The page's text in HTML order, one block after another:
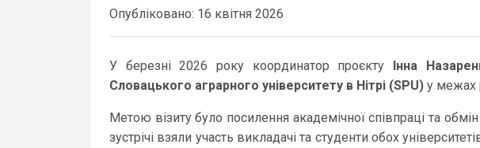
Опубліковано: 16 квітня 2026
У березні 2026 року координатор проєкту Інна
Словацького аграрного університету в Нітрі (SPU) у межах
Метою візиту було посилення академічної співпраці та
зустрічі взяли участь викладачі та студенти обох